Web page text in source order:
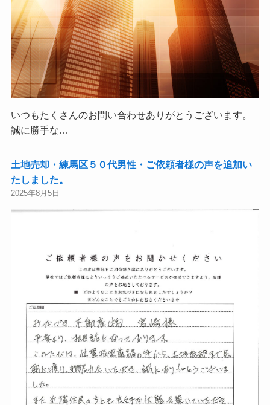
いつもたくさんのお問い合わせありがとうございます。
誠に勝手な…
土地売却・練馬区５０代男性・ご依頼者様の声を追加い
たしました。
2025年8月5日